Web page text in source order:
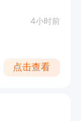
4小时前
点击查看